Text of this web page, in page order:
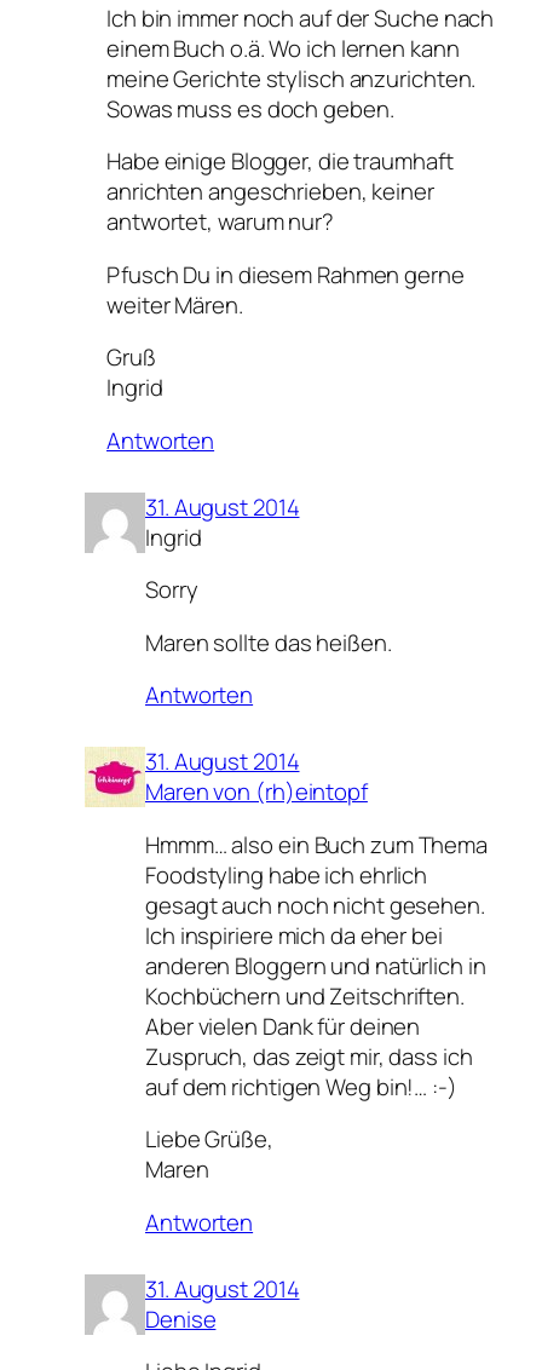
Ich bin immer noch auf der Suche nach
einem Buch o.ä. Wo ich lernen kann
meine Gerichte stylisch anzurichten.
Sowas muss es doch geben.
Habe einige Blogger, die traumhaft
anrichten angeschrieben, keiner
antwortet, warum nur?
Pfusch Du in diesem Rahmen gerne
weiter Mären.
Gruß
Ingrid
Antworten
31. August 2014
Ingrid
Sorry
Maren sollte das heißen.
Antworten
31. August 2014
Maren von (rh)eintopf
Hmmm… also ein Buch zum Thema
Foodstyling habe ich ehrlich
gesagt auch noch nicht gesehen.
Ich inspiriere mich da eher bei
anderen Bloggern und natürlich in
Kochbüchern und Zeitschriften.
Aber vielen Dank für deinen
Zuspruch, das zeigt mir, dass ich
auf dem richtigen Weg bin!… :-)
Liebe Grüße,
Maren
Antworten
31. August 2014
Denise